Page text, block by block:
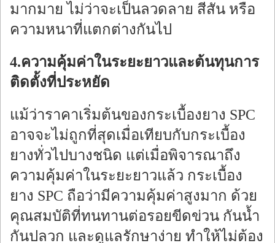
มากมาย ไม่ว่าจะเป็นลวดลาย สีสัน หรือ
ความหนาที่แตกต่างกันไป
4.ความคุ้มค่าในระยะยาวและต้นทุนการ
ติดตั้งที่ประหยัด
แม้ว่าราคาเริ่มต้นของกระเบื้องยาง SPC
อาจจะไม่ถูกที่สุดเมื่อเทียบกับกระเบื้อง
ยางทั่วไปบางชนิด แต่เมื่อพิจารณาถึง
ความคุ้มค่าในระยะยาวแล้ว กระเบื้อง
ยาง SPC ถือว่ามีความคุ้มค่าสูงมาก ด้วย
คุณสมบัติที่ทนทานต่อรอยขีดข่วน กันน้ำ
กันปลวก และดูแลรักษาง่าย ทำให้ไม่ต้อง